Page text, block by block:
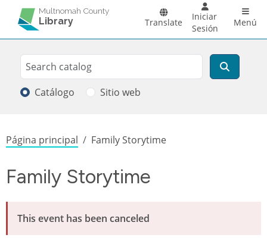
Pasar al contenido principal
Multnomah County
Library Translate
Iniciar
Sesión
Menú
Search
Buscar
Catálogo Sitio web
Sobrescribir enlaces de ayuda a la
Página principal Family Storytime
Family Storytime
This event has been canceled